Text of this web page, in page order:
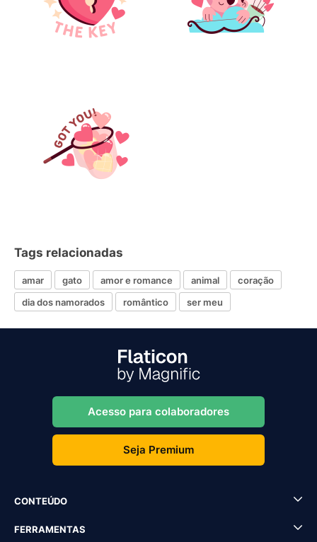
Tags relacionadas
amar gato amor e romance animal
coração
dia dos namorados
romântico ser meu
Acesso para colaboradores
Seja Premium
CONTEÚDO
FERRAMENTAS